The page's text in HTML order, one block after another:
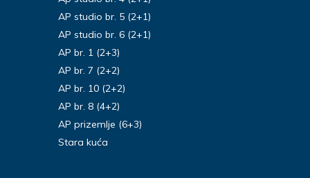
AP studio br. 5 (2+1)
AP studio br. 6 (2+1)
AP br. 1 (2+3)
AP br. 7 (2+2)
AP br. 10 (2+2)
AP br. 8 (4+2)
AP prizemlje (6+3)
Stara kuća